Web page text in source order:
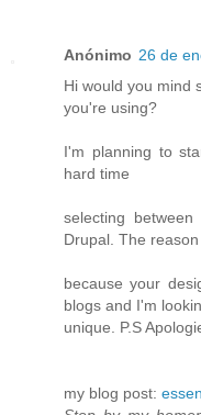
Anónimo 26 de
Hi would you mind
you're using?
I'm planning to
hard time
selecting between
Drupal. The
because your
blogs and I'm
unique. P.S
my blog post: